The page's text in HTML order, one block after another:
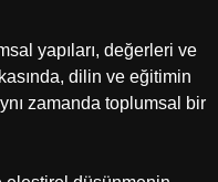
yapıları, değerleri ve
dilin ve eğitimin
zamanda toplumsal bir